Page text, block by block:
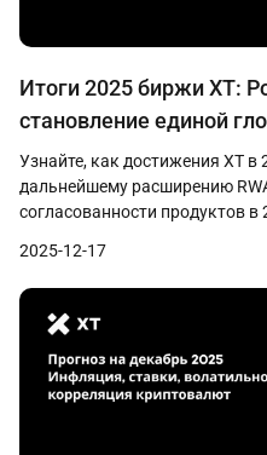
Итоги 2025 биржи XT:
становление единой
Узнайте, как достижения XT в
дальнейшему расширению
согласованности продуктов в
2025-12-17